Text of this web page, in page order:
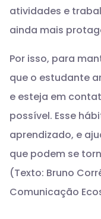
atividades e
ainda mais
Por isso, para
que o estudante
e esteja em
possível. Esse
aprendizado, e
que podem se
(Texto: Bruno
Comunicação